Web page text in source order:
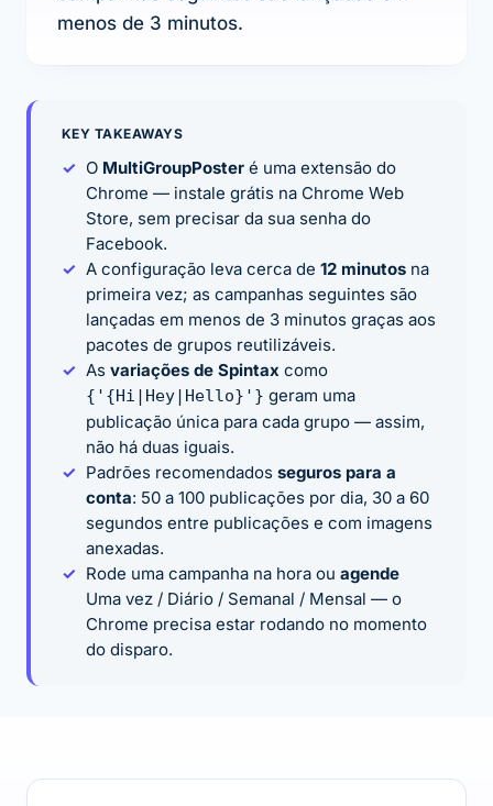
menos de 3 minutos.
KEY TAKEAWAYS
O MultiGroupPoster é uma extensão do
Chrome — instale grátis na Chrome Web
Store, sem precisar da sua senha do
Facebook.
A configuração leva cerca de 12 minutos na
primeira vez; as campanhas seguintes são
lançadas em menos de 3 minutos graças aos
pacotes de grupos reutilizáveis.
As variações de Spintax como
{'{Hi|Hey|Hello}'} geram uma
publicação única para cada grupo — assim,
não há duas iguais.
Padrões recomendados seguros para a
conta: 50 a 100 publicações por dia, 30 a 60
segundos entre publicações e com imagens
anexadas.
Rode uma campanha na hora ou agende
Uma vez / Diário / Semanal / Mensal — o
Chrome precisa estar rodando no momento
do disparo.